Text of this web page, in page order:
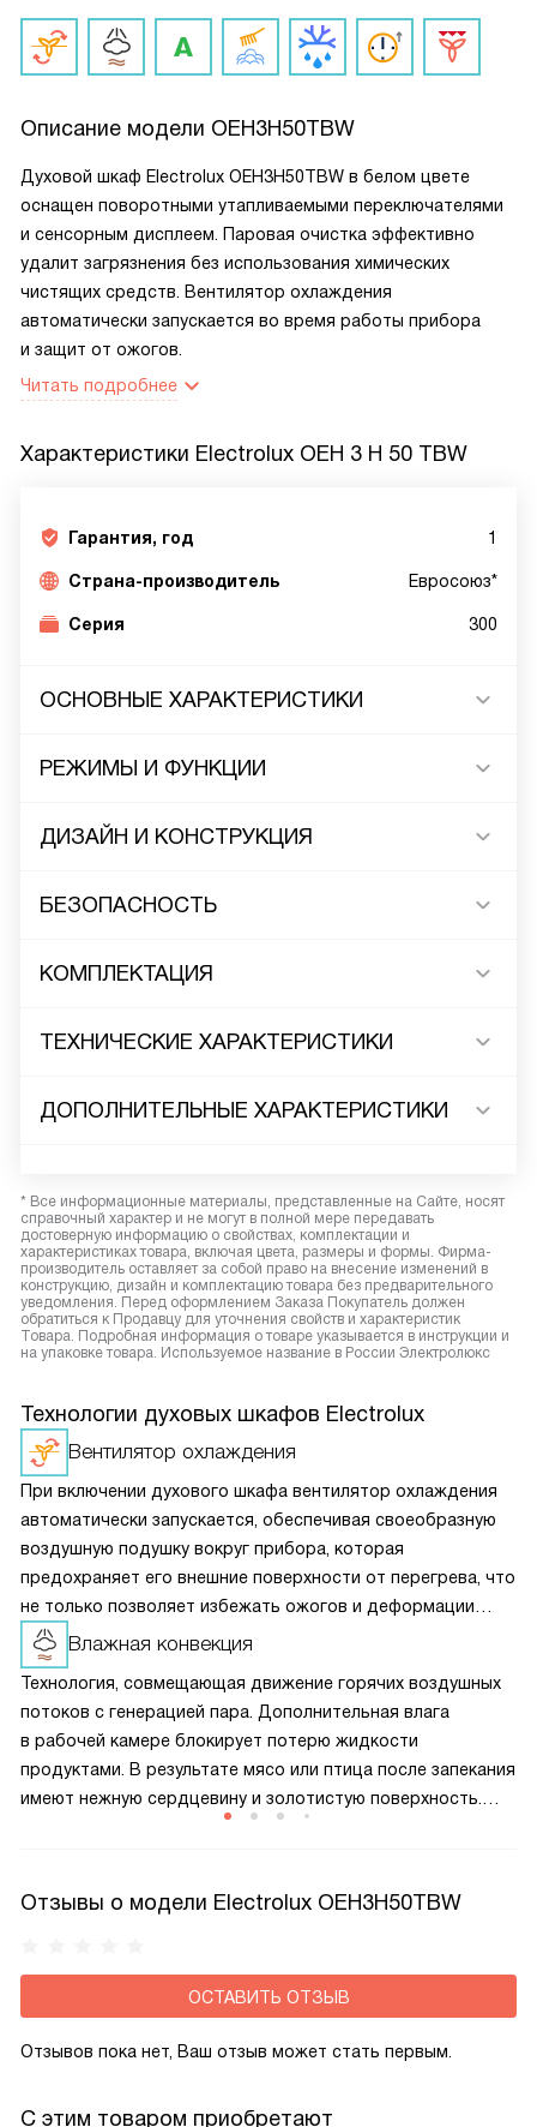
Описание модели OEH3H50TBW
Духовой шкаф Electrolux OEH3H50TBW в белом цвете
оснащен поворотными утапливаемыми переключателями
и сенсорным дисплеем. Паровая очистка эффективно
удалит загрязнения без использования химических
чистящих средств. Вентилятор охлаждения
автоматически запускается во время работы прибора
и защит от ожогов.
Читать подробнее
Характеристики Electrolux OEH 3 H 50 TBW
Гарантия, год 1
Страна-производитель Евросоюз*
Серия 300
ОСНОВНЫЕ ХАРАКТЕРИСТИКИ
РЕЖИМЫ И ФУНКЦИИ
ДИЗАЙН И КОНСТРУКЦИЯ
БЕЗОПАСНОСТЬ
КОМПЛЕКТАЦИЯ
ТЕХНИЧЕСКИЕ ХАРАКТЕРИСТИКИ
ДОПОЛНИТЕЛЬНЫЕ ХАРАКТЕРИСТИКИ
* Все информационные материалы, представленные на Сайте, носят
справочный характер и не могут в полной мере передавать
достоверную информацию о свойствах, комплектации и
характеристиках товара, включая цвета, размеры и формы. Фирма-
производитель оставляет за собой право на внесение изменений в
конструкцию, дизайн и комплектацию товара без предварительного
уведомления. Перед оформлением Заказа Покупатель должен
обратиться к Продавцу для уточнения свойств и характеристик
Товара. Подробная информация о товаре указывается в инструкции и
на упаковке товара. Используемое название в России Электролюкс
Технологии духовых шкафов Electrolux
Вентилятор охлаждения
При включении духового шкафа вентилятор охлаждения
автоматически запускается, обеспечивая своеобразную
воздушную подушку вокруг прибора, которая
предохраняет его внешние поверхности от перегрева, что
не только позволяет избежать ожогов и деформации
кухонного гарнитура, но и помогает сократить
теплопотери, а значит и снизить расход электроэнергии
при приготовлении пищи.
Влажная конвекция
Технология, совмещающая движение горячих воздушных
потоков с генерацией пара. Дополнительная влага
в рабочей камере блокирует потерю жидкости
продуктами. В результате мясо или птица после запекания
имеют нежную сердцевину и золотистую поверхность.
сухими.
Отзывы о модели Electrolux OEH3H50TBW
ОСТАВИТЬ ОТЗЫВ
Отзывов пока нет, Ваш отзыв может стать первым.
С этим товаром приобретают